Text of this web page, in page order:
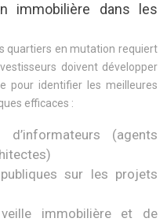
immobilière dans les
quartiers en mutation requiert
doivent développer
pour identifier les meilleures
efficaces :
(agents
sur les projets
immobilière et de